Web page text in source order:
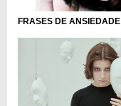
FRASES DE ANSIEDADE